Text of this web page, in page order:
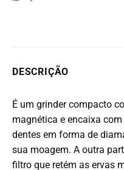
DESCRIÇÃO
É um grinder compacto
magnética e encaixa
dentes em forma de
sua moagem. A outra
filtro que retém as ervas